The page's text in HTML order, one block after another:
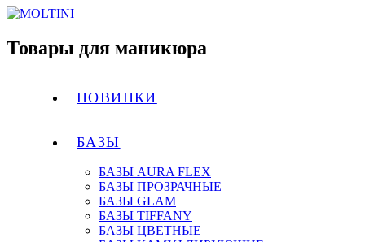
Товары для маникюра
НОВИНКИ
БАЗЫ
БАЗЫ AURA FLEX
БАЗЫ ПРОЗРАЧНЫЕ
БАЗЫ GLAM
БАЗЫ TIFFANY
БАЗЫ ЦВЕТНЫЕ